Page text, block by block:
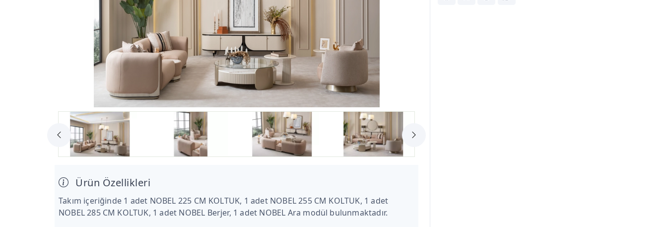
Ürün Özellikleri
Takım içeriğinde 1 adet NOBEL 225 CM KOLTUK, 1 adet NOBEL 255 CM KOLTUK, 1 adet
NOBEL 285 CM KOLTUK, 1 adet NOBEL Berjer, 1 adet NOBEL Ara modül bulunmaktadır.